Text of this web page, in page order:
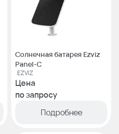
Солнечная батарея Ezviz
Panel-C
EZVIZ
Цена
по запросу
Подробнее